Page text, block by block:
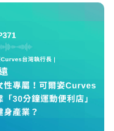
潮、私校面臨退場
校該如何轉型突圍？
大學校長王昭雄，帶
永續發展與地方創生的
校」轉型為「產學無
與人文學科學群？ 🔺
技界的國際精準育才
溫暖社會責任平台 主